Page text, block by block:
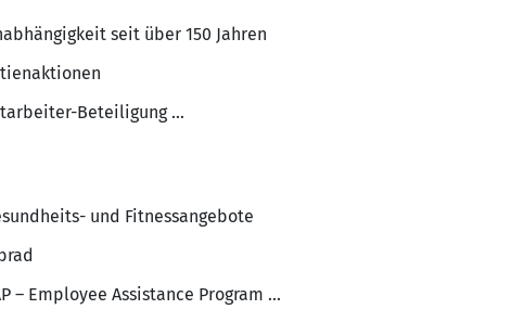
seit über 150 Jahren
Beteiligung ...
und Fitnessangebote
– Employee Assistance Program ...